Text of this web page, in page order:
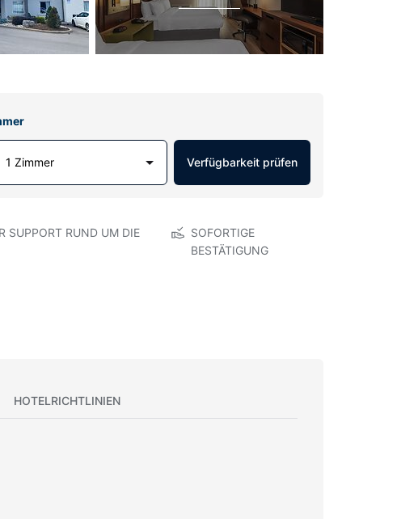
1 Zimmer Verfügbarkeit prüfen
SUPPORT RUND UM DIE
SOFORTIGE
BESTÄTIGUNG
HOTELRICHTLINIEN